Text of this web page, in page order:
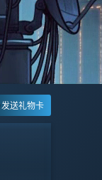
发送礼物卡